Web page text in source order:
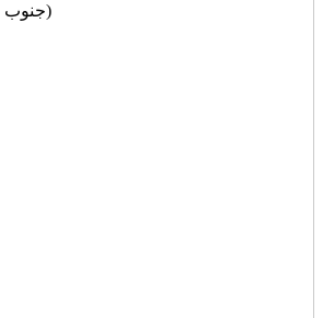
South Sudan (جنوب السودان)